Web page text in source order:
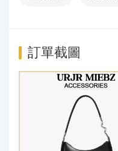
訂單截圖